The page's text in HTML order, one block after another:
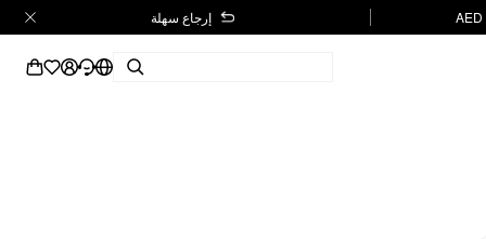
إرجاع سهلة